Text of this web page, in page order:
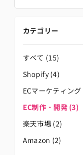
カテゴリー
すべて (15)
Shopify (4)
ECマーケティング
EC制作・開発 (3)
楽天市場 (2)
Amazon (2)